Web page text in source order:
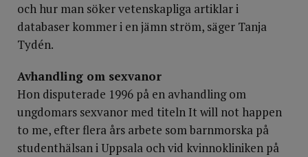
och hur man söker vetenskapliga artiklar i
databaser kommer i en jämn ström, säger Tanja
Tydén.
Avhandling om sexvanor
Hon disputerade 1996 på en avhandling om
ungdomars sexvanor med titeln It will not happen
to me, efter flera års arbete som barnmorska på
studenthälsan i Uppsala och vid kvinnokliniken på